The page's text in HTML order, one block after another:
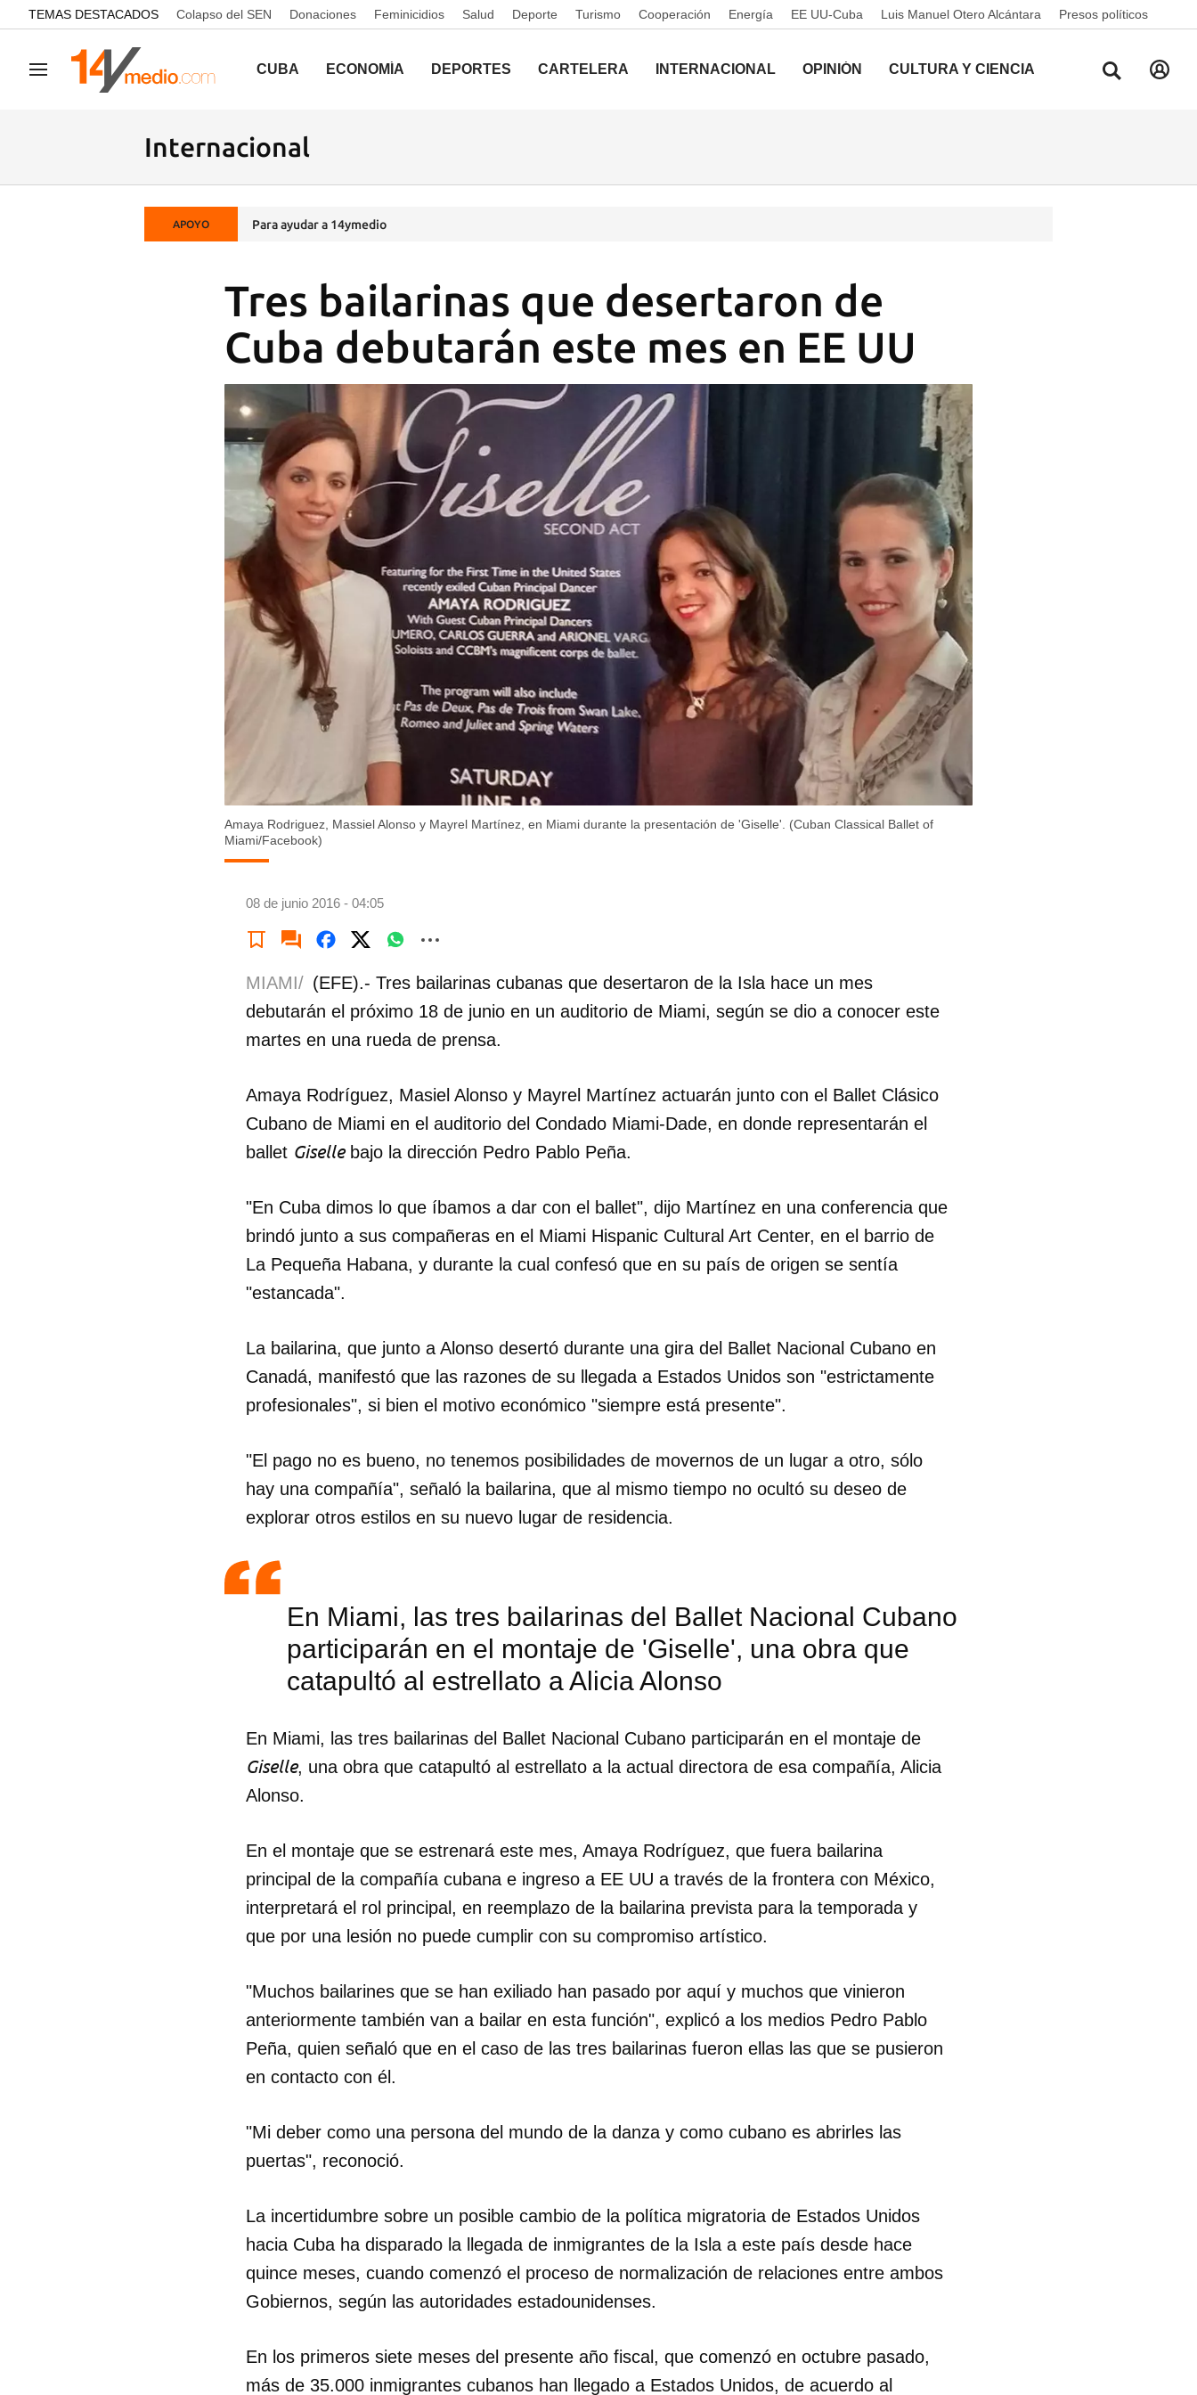
common.go-to-content
TEMAS DESTACADOS Colapso del SEN Donaciones Feminicidios Salud Deporte Turismo Cooperación Energía EE UU-Cuba Luis Manuel Otero Alcántara Presos políticos
Navegación CUBA ECONOMÍA DEPORTES CARTELERA INTERNACIONAL OPINIÓN CULTURA Y CIENCIA
Internacional
APOYO Para ayudar a 14ymedio
Tres bailarinas que desertaron de
Cuba debutarán este mes en EE UU
Amaya Rodriguez, Massiel Alonso y Mayrel Martínez, en Miami durante la presentación de 'Giselle'. (Cuban Classical Ballet of
Miami/Facebook)
08 de junio 2016 - 04:05
Guardar como favorito
cuenta de 14ymedio.
INICIAR SESIÓN CANCELAR
MIAMI/ (EFE).- Tres bailarinas cubanas que desertaron de la Isla hace un mes
debutarán el próximo 18 de junio en un auditorio de Miami, según se dio a conocer este
martes en una rueda de prensa.
Amaya Rodríguez, Masiel Alonso y Mayrel Martínez actuarán junto con el Ballet Clásico
Cubano de Miami en el auditorio del Condado Miami-Dade, en donde representarán el
ballet Gisellebajo la dirección Pedro Pablo Peña.
"En Cuba dimos lo que íbamos a dar con el ballet", dijo Martínez en una conferencia que
brindó junto a sus compañeras en el Miami Hispanic Cultural Art Center, en el barrio de
La Pequeña Habana, y durante la cual confesó que en su país de origen se sentía
"estancada".
La bailarina, que junto a Alonso desertó durante una gira del Ballet Nacional Cubano en
Canadá, manifestó que las razones de su llegada a Estados Unidos son "estrictamente
profesionales", si bien el motivo económico "siempre está presente".
"El pago no es bueno, no tenemos posibilidades de movernos de un lugar a otro, sólo
hay una compañía", señaló la bailarina, que al mismo tiempo no ocultó su deseo de
explorar otros estilos en su nuevo lugar de residencia.
En Miami, las tres bailarinas del Ballet Nacional Cubano
participarán en el montaje de 'Giselle', una obra que
catapultó al estrellato a Alicia Alonso
En Miami, las tres bailarinas del Ballet Nacional Cubano participarán en el montaje de
Giselle, una obra que catapultó al estrellato a la actual directora de esa compañía, Alicia
Alonso.
En el montaje que se estrenará este mes, Amaya Rodríguez, que fuera bailarina
principal de la compañía cubana e ingreso a EE UU a través de la frontera con México,
interpretará el rol principal, en reemplazo de la bailarina prevista para la temporada y
que por una lesión no puede cumplir con su compromiso artístico.
"Muchos bailarines que se han exiliado han pasado por aquí y muchos que vinieron
anteriormente también van a bailar en esta función", explicó a los medios Pedro Pablo
Peña, quien señaló que en el caso de las tres bailarinas fueron ellas las que se pusieron
en contacto con él.
"Mi deber como una persona del mundo de la danza y como cubano es abrirles las
puertas", reconoció.
La incertidumbre sobre un posible cambio de la política migratoria de Estados Unidos
hacia Cuba ha disparado la llegada de inmigrantes de la Isla a este país desde hace
quince meses, cuando comenzó el proceso de normalización de relaciones entre ambos
Gobiernos, según las autoridades estadounidenses.
En los primeros siete meses del presente año fiscal, que comenzó en octubre pasado,
más de 35.000 inmigrantes cubanos han llegado a Estados Unidos, de acuerdo al